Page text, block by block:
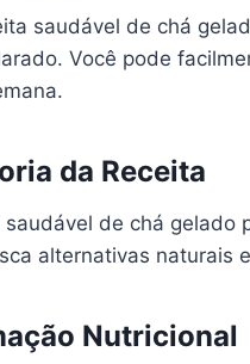
saudável de chá
Você pode
da Receita
de chá gelado
alternativas naturais
Nutricional